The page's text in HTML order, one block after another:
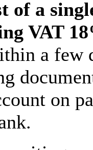
of a
VAT
a few
on